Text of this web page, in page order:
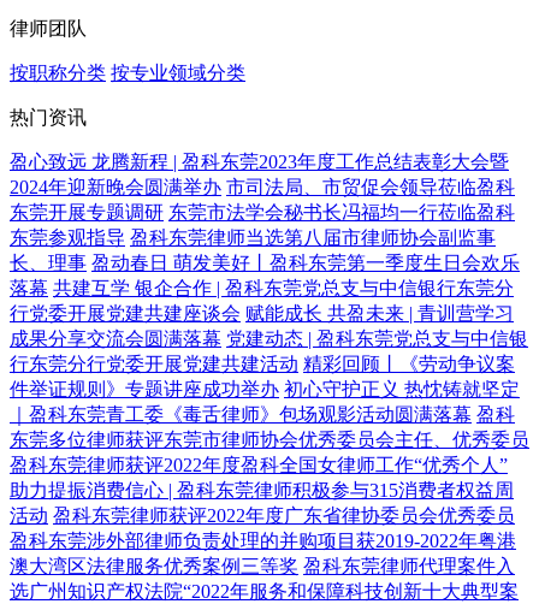
律师团队
按职称分类 按专业领域分类
热门资讯
盈心致远 龙腾新程 | 盈科东莞2023年度工作总结表彰大会暨
2024年迎新晚会圆满举办 市司法局、市贸促会领导莅临盈科
东莞开展专题调研 东莞市法学会秘书长冯福均一行莅临盈科
东莞参观指导 盈科东莞律师当选第八届市律师协会副监事
长、理事 盈动春日 萌发美好丨盈科东莞第一季度生日会欢乐
落幕 共建互学 银企合作 | 盈科东莞党总支与中信银行东莞分
行党委开展党建共建座谈会 赋能成长 共盈未来 | 青训营学习
成果分享交流会圆满落幕 党建动态 | 盈科东莞党总支与中信银
行东莞分行党委开展党建共建活动 精彩回顾丨《劳动争议案
件举证规则》专题讲座成功举办 初心守护正义 热忱铸就坚定
｜盈科东莞青工委《毒舌律师》包场观影活动圆满落幕 盈科
东莞多位律师获评东莞市律师协会优秀委员会主任、优秀委员
盈科东莞律师获评2022年度盈科全国女律师工作“优秀个人”
助力提振消费信心 | 盈科东莞律师积极参与315消费者权益周
活动 盈科东莞律师获评2022年度广东省律协委员会优秀委员
盈科东莞涉外部律师负责处理的并购项目获2019-2022年粤港
澳大湾区法律服务优秀案例三等奖 盈科东莞律师代理案件入
选广州知识产权法院“2022年服务和保障科技创新十大典型案